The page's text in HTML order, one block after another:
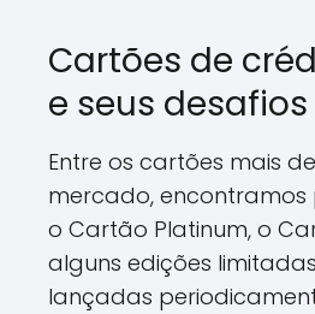
Cartões de
e seus desafios
Entre os cartões mais
mercado,
o Cartão Platinum, o
alguns edições
lançadas